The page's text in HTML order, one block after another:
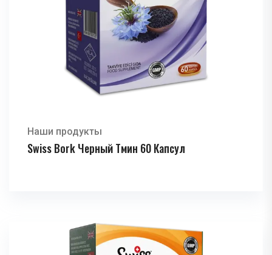
Наши продукты
Swiss Bork Черный Тмин 60 Капсул